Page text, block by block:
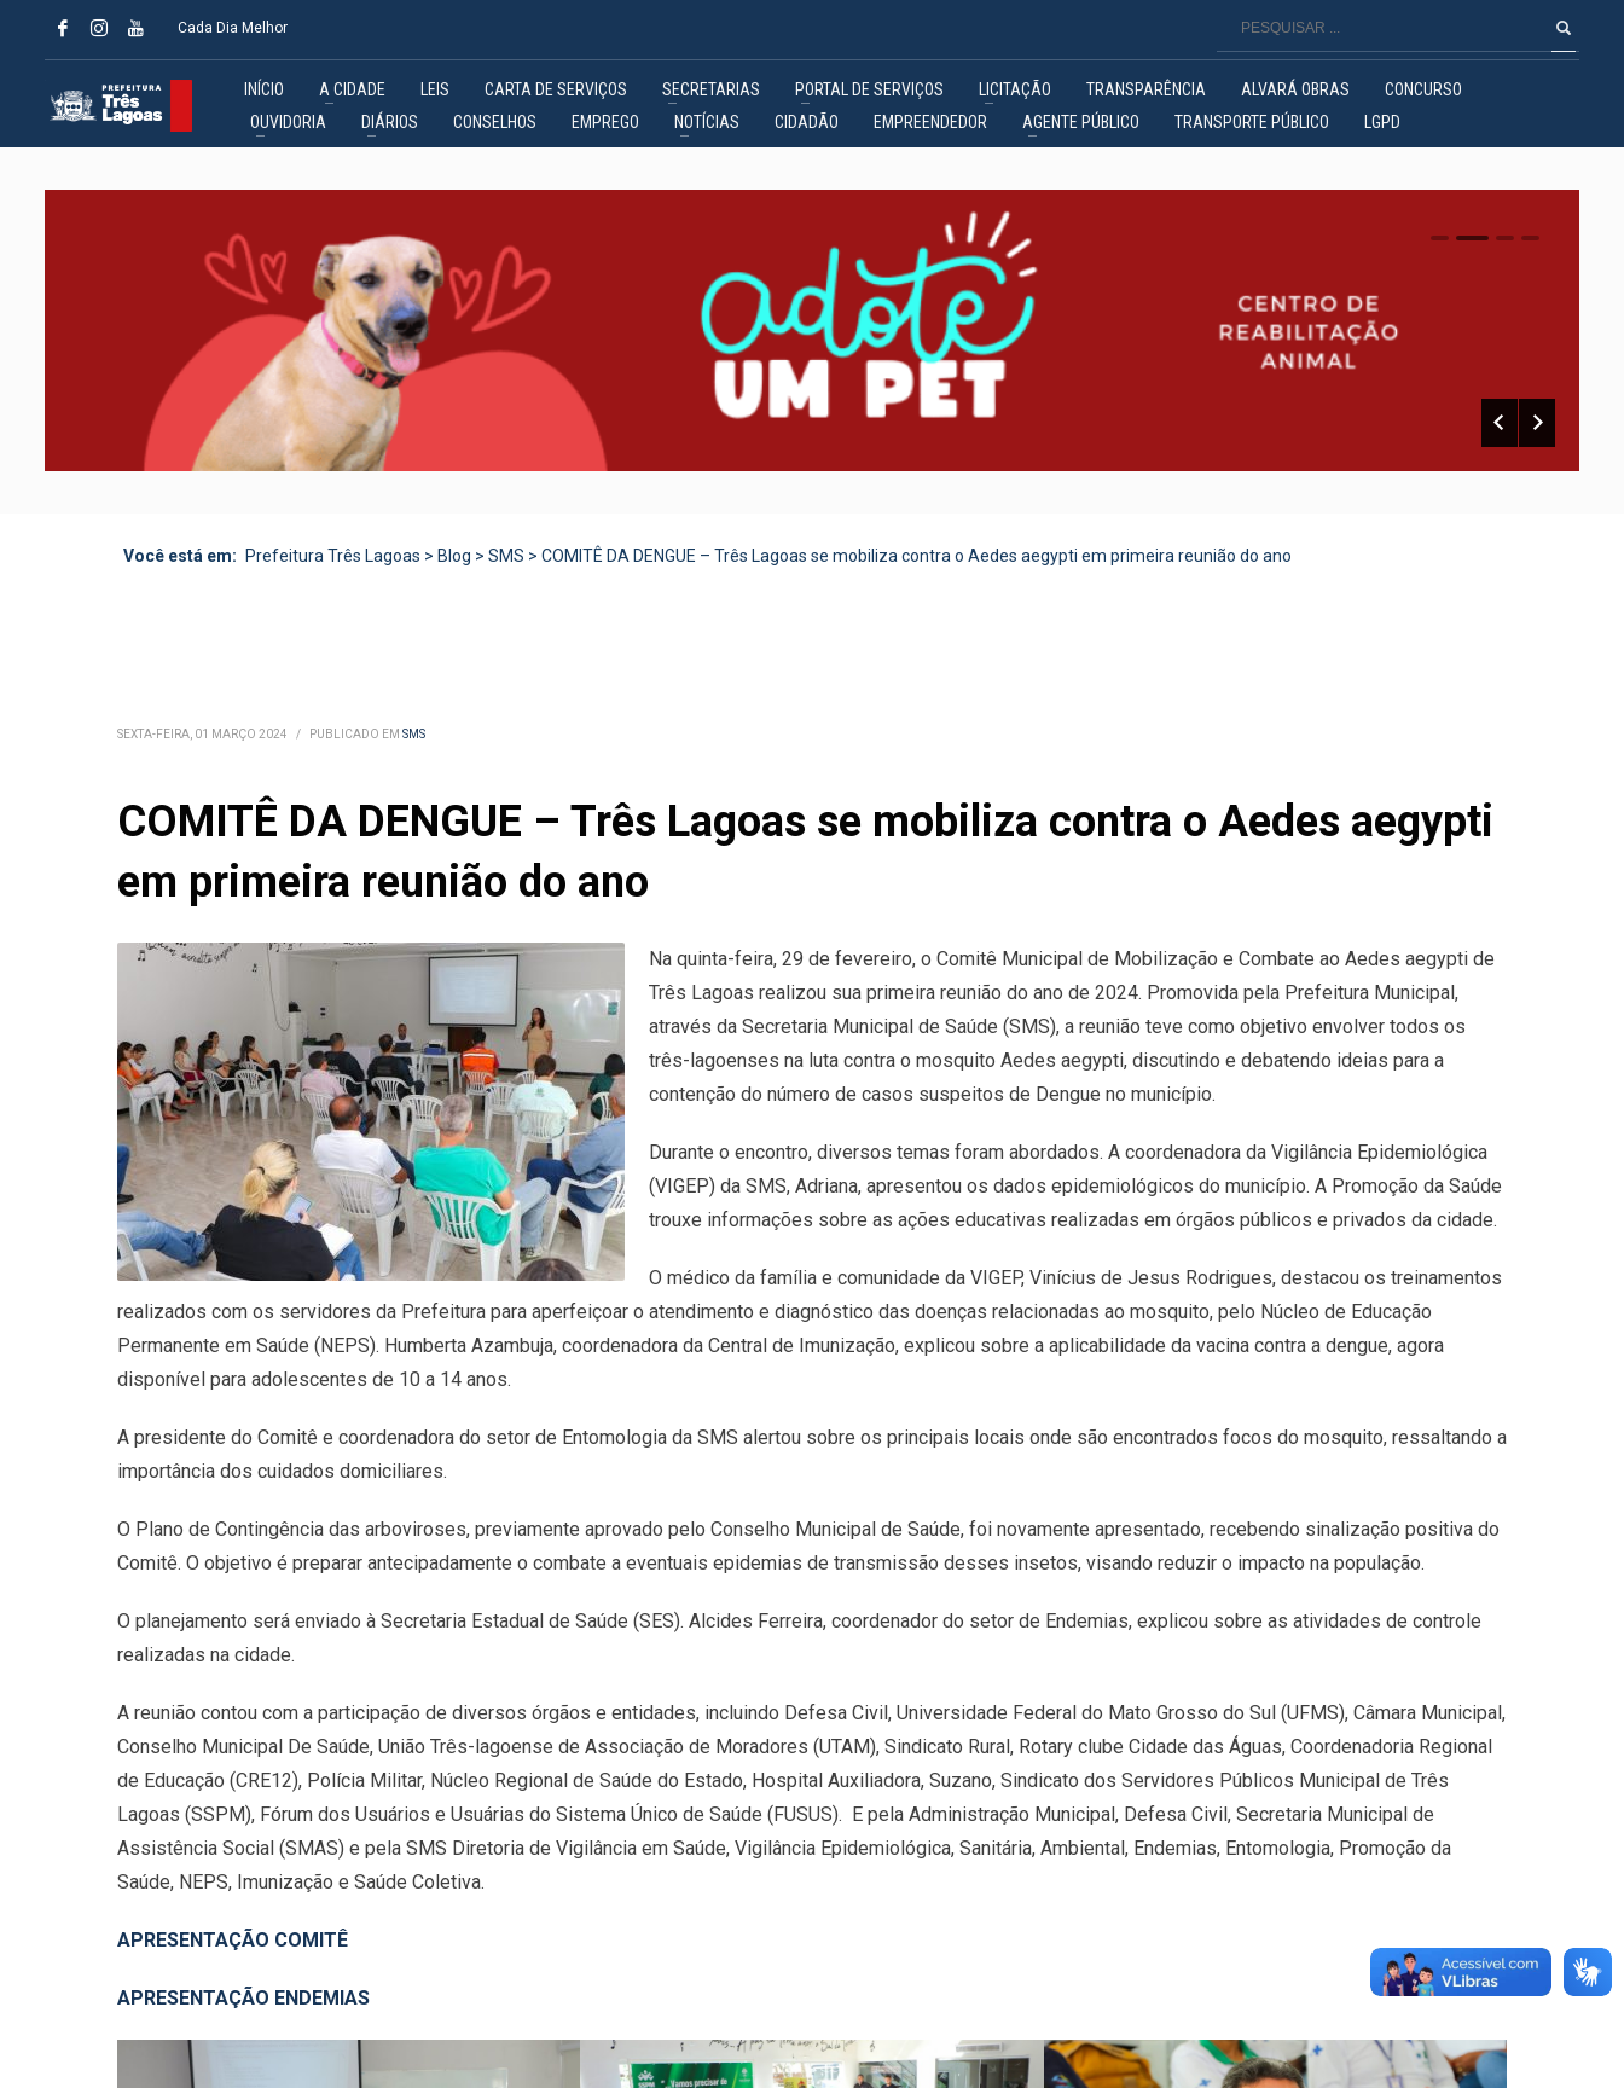
Cada Dia Melhor
INÍCIO A CIDADE LEIS CARTA DE SERVIÇOS SECRETARIAS PORTAL DE SERVIÇOS LICITAÇÃO TRANSPARÊNCIA ALVARÁ OBRAS
CONCURSO
OUVIDORIA
DIÁRIOS CONSELHOS EMPREGO NOTÍCIAS CIDADÃO EMPREENDEDOR AGENTE PÚBLICO TRANSPORTE PÚBLICO LGPD
0 1 2
Você está em: Prefeitura Três Lagoas > Blog > SMS > COMITÊ DA DENGUE – Três Lagoas se mobiliza contra o Aedes aegypti em primeira reunião do ano
SEXTA-FEIRA, 01 MARÇO 2024 / PUBLICADO EM SMS
COMITÊ DA DENGUE – Três Lagoas se mobiliza contra o Aedes aegypti
em primeira reunião do ano
Na quinta-feira, 29 de fevereiro, o Comitê Municipal de Mobilização e Combate ao Aedes aegypti de
Três Lagoas realizou sua primeira reunião do ano de 2024. Promovida pela Prefeitura Municipal,
através da Secretaria Municipal de Saúde (SMS), a reunião teve como objetivo envolver todos os
três-lagoenses na luta contra o mosquito Aedes aegypti, discutindo e debatendo ideias para a
contenção do número de casos suspeitos de Dengue no município.
Durante o encontro, diversos temas foram abordados. A coordenadora da Vigilância Epidemiológica
(VIGEP) da SMS, Adriana, apresentou os dados epidemiológicos do município. A Promoção da Saúde
trouxe informações sobre as ações educativas realizadas em órgãos públicos e privados da cidade.
O médico da família e comunidade da VIGEP, Vinícius de Jesus Rodrigues, destacou os treinamentos
realizados com os servidores da Prefeitura para aperfeiçoar o atendimento e diagnóstico das doenças relacionadas ao mosquito, pelo Núcleo de Educação
Permanente em Saúde (NEPS). Humberta Azambuja, coordenadora da Central de Imunização, explicou sobre a aplicabilidade da vacina contra a dengue, agora
disponível para adolescentes de 10 a 14 anos.
A presidente do Comitê e coordenadora do setor de Entomologia da SMS alertou sobre os principais locais onde são encontrados focos do mosquito, ressaltando a
importância dos cuidados domiciliares.
O Plano de Contingência das arboviroses, previamente aprovado pelo Conselho Municipal de Saúde, foi novamente apresentado, recebendo sinalização positiva do
Comitê. O objetivo é preparar antecipadamente o combate a eventuais epidemias de transmissão desses insetos, visando reduzir o impacto na população.
O planejamento será enviado à Secretaria Estadual de Saúde (SES). Alcides Ferreira, coordenador do setor de Endemias, explicou sobre as atividades de controle
realizadas na cidade.
A reunião contou com a participação de diversos órgãos e entidades, incluindo Defesa Civil, Universidade Federal do Mato Grosso do Sul (UFMS), Câmara Municipal,
Conselho Municipal De Saúde, União Três-lagoense de Associação de Moradores (UTAM), Sindicato Rural, Rotary clube Cidade das Águas, Coordenadoria Regional
de Educação (CRE12), Polícia Militar, Núcleo Regional de Saúde do Estado, Hospital Auxiliadora, Suzano, Sindicato dos Servidores Públicos Municipal de Três
Lagoas (SSPM), Fórum dos Usuários e Usuárias do Sistema Único de Saúde (FUSUS). E pela Administração Municipal, Defesa Civil, Secretaria Municipal de
Assistência Social (SMAS) e pela SMS Diretoria de Vigilância em Saúde, Vigilância Epidemiológica, Sanitária, Ambiental, Endemias, Entomologia, Promoção da
Saúde, NEPS, Imunização e Saúde Coletiva.
APRESENTAÇÃO COMITÊ
APRESENTAÇÃO ENDEMIAS